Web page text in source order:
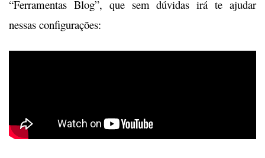
“Ferramentas Blog”, que sem dúvidas irá te ajudar
nessas configurações: